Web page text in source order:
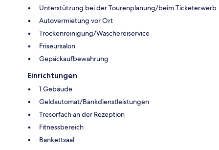
Unterstützung bei der Tourenplanung/beim Ticketerwerb
Autovermietung vor Ort
Trockenreinigung/Wäschereiservice
Friseursalon
Gepäckaufbewahrung
Einrichtungen
1 Gebäude
Geldautomat/Bankdienstleistungen
Tresorfach an der Rezeption
Fitnessbereich
Bankettsaal